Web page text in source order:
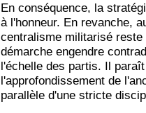
En conséquence, la
à l'honneur. En revanche,
centralisme militarisé
démarche engendre
l'échelle des partis. Il
l'approfondissement de
parallèle d'une stricte